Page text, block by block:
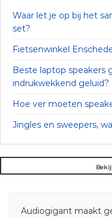
Waar let je op bij het
set?
Fietsenwinkel
Beste laptop speakers
indrukwekkend geluid?
Hoe ver moeten
Jingles en sweepers,
Audiogigant maakt